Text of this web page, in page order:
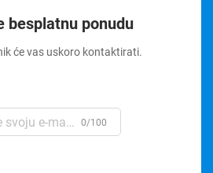
besplatnu ponudu
će vas uskoro kontaktirati.
0/100